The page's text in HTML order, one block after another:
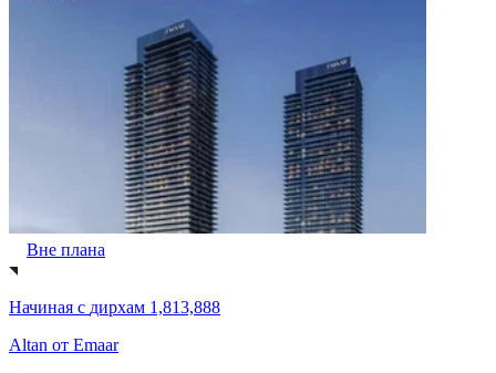
Вне плана
Начиная с дирхам 1,813,888
Altan от Emaar